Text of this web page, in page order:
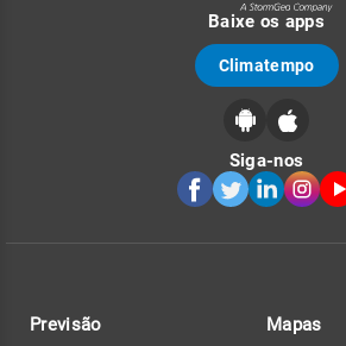
Baixe os apps
Climatempo
Siga-nos
Previsão Mapas